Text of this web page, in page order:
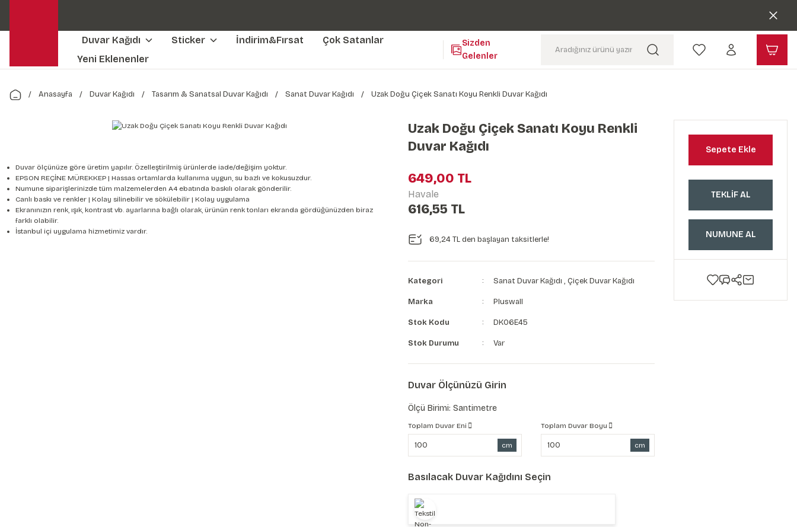
Kendinden Yapışkanlı Kolay Uygulanan Duvar Kağıtları😇
Duvar Kağıdı Sticker İndirim&Fırsat
Çok Satanlar
Yeni Eklenenler
Sizden
Gelenler
Anasayfa Duvar Kağıdı Tasarım & Sanatsal Duvar Kağıdı Sanat Duvar Kağıdı Uzak Doğu Çiçek Sanatı Koyu Renkli Duvar Kağıdı
Duvar ölçünüze göre üretim yapılır. Özelleştirilmiş ürünlerde iade/değişim yoktur.
EPSON REÇİNE MÜREKKEP | Hassas ortamlarda kullanıma uygun, su bazlı ve kokusuzdur.
Numune siparişlerinizde tüm malzemelerden A4 ebatında baskılı olarak gönderilir.
Canlı baskı ve renkler | Kolay silinebilir ve sökülebilir | Kolay uygulama
Ekranınızın renk, ışık, kontrast vb. ayarlarına bağlı olarak, ürünün renk tonları ekranda gördüğünüzden biraz
farklı olabilir.
İstanbul içi uygulama hizmetimiz vardır.
Uzak Doğu Çiçek Sanatı Koyu Renkli
Duvar Kağıdı
649,00 TL
Havale
616,55 TL
69,24 TL den başlayan taksitlerle!
Kategori Sanat Duvar Kağıdı , Çiçek Duvar Kağıdı
Marka Pluswall
Stok Kodu DK06E45
Stok Durumu Var
Duvar Ölçünüzü Girin
Ölçü Birimi: Santimetre
Toplam Duvar Eni
cm
Toplam Duvar Boyu
cm
Basılacak Duvar Kağıdını Seçin
Sepete Ekle
TEKLİF AL
NUMUNE AL